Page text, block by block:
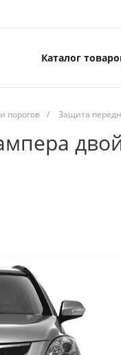
Каталог
порогов / Защита